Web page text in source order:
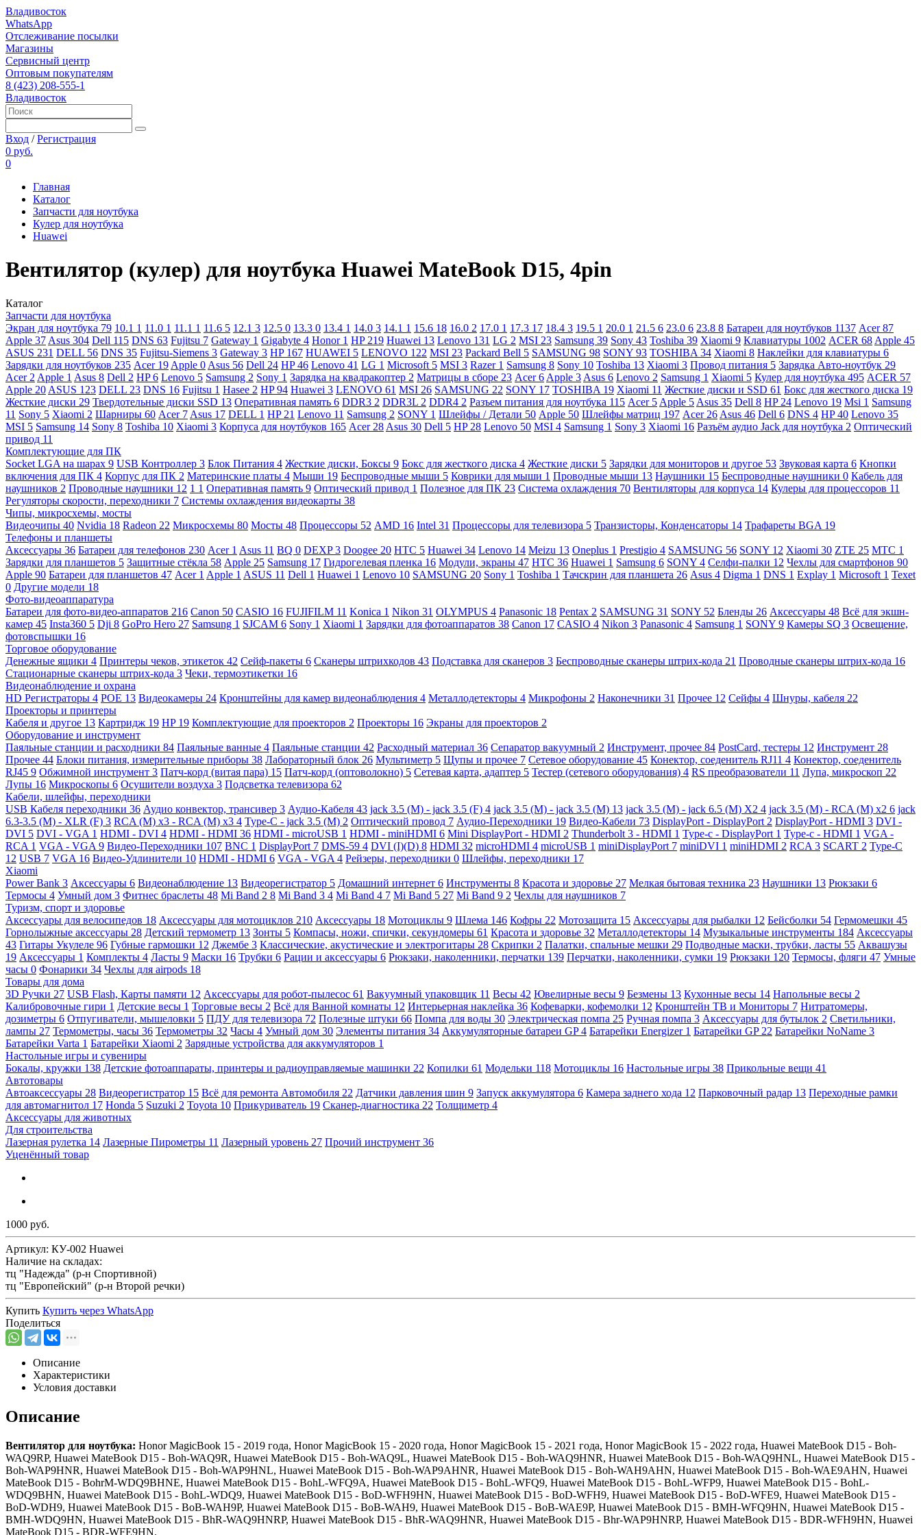
Владивосток
WhatsApp
Отслеживание посылки
Магазины
Сервисный центр
Оптовым покупателям
8 (423) 208-555-1
Владивосток
Вход /Регистрация
0 руб.
0
Главная
Каталог
Запчасти для ноутбука
Кулер для ноутбука
Huawei
Вентилятор (кулер) для ноутбука Huawei MateBook D15, 4pin
Каталог
Запчасти для ноутбука
Экран для ноутбука 79 10.1 1 11.0 1 11.1 1 11.6 5 12.1 3 12.5 0 13.3 0 13.4 1 14.0 3 14.1 1 15.6 18 16.0 2 17.0 1 17.3 17 18.4 3 19.5 1 20.0 1 21.5 6 23.0 6 23.8 8 Батареи для ноутбуков 1137 Acer87
Apple 37 Asus 304 Dell 115 DNS 63 Fujitsu 7 Gateway 1 Gigabyte 4 Honor 1 HP 219 Huawei 13 Lenovo 131 LG 2 MSI 23 Samsung 39 Sony 43 Toshiba 39 Xiaomi 9 Клавиатуры 1002 ACER 68 Apple 45
ASUS 231 DELL 56 DNS 35 Fujitsu-Siemens 3 Gateway 3 HP 167 HUAWEI 5 LENOVO 122 MSI 23 Packard Bell 5 SAMSUNG 98 SONY 93 TOSHIBA 34 Xiaomi 8 Наклейки для клавиатуры 6
Зарядки для ноутбуков 235 Acer 19 Apple 0 Asus 56 Dell 24 HP46 Lenovo 41 LG 1 Microsoft 5 MSI 3 Razer 1 Samsung 8 Sony 10 Toshiba 13 Xiaomi 3 Провод питания 5 Зарядка Авто-ноутбук 29
Acer 2 Apple 1 Asus 8 Dell 2 HP6 Lenovo 5 Samsung 2 Sony 1 Зарядка на квадракоптер 2 Матрицы в сборе 23 Acer6 Apple 3 Asus 6 Lenovo 2 Samsung 1 Xiaomi 5 Кулер для ноутбука 495 ACER 57
Apple 20 ASUS 123 DELL 23 DNS 16 Fujitsu 1 Hasee 2 HP94 Huawei 3 LENOVO 61 MSI 26 SAMSUNG 22 SONY 17 TOSHIBA 19 Xiaomi 11 Жесткие диски и SSD 61 Бокс для жесткого диска 19
Жесткие диски 29 Твердотельные диски SSD 13 Оперативная память 6 DDR3 2 DDR3L 2 DDR4 2 Разъем питания для ноутбука 115 Acer 5 Apple 5 Asus 35 Dell 8 HP 24 Lenovo 19 Msi 1 Samsung
11 Sony 5 Xiaomi 2 Шарниры 60 Acer 7 Asus 17 DELL 1 HP 21 Lenovo 11 Samsung 2 SONY 1 Шлейфы / Детали 50 Apple 50 Шлейфы матриц 197 Acer 26 Asus 46 Dell 6 DNS 4 HP40 Lenovo 35
MSI 5 Samsung 14 Sony 8 Toshiba 10 Xiaomi 3 Корпуса для ноутбуков 165 Acer 28 Asus 30 Dell 5 HP 28 Lenovo 50 MSI 4 Samsung 1 Sony 3 Xiaomi 16 Разъём аудио Jack для ноутбука 2 Оптический
привод 11
Комплектующие для ПК
Socket LGA на шарах 9 USB Контроллер 3 Блок Питания 4 Жесткие диски, Боксы 9 Бокс для жесткого диска 4 Жесткие диски 5 Зарядки для мониторов и другое 53 Звуковая карта 6 Кнопки
включения для ПК 4 Корпус для ПК 2 Материнские платы 4 Мыши 19 Беспроводные мыши 5 Коврики для мыши 1 Проводные мыши 13 Наушники 15 Беспроводные наушники 0 Кабель для
наушников 2 Проводные наушники 12 1 1 Оперативная память 9 Оптический привод 1 Полезное для ПК 23 Система охлаждения 70 Вентиляторы для корпуса 14 Кулеры для процессоров 11
Регуляторы скорости, переходники 7 Системы охлаждения видеокарты 38
Чипы, микросхемы, мосты
Видеочипы 40 Nvidia 18 Radeon 22 Микросхемы 80 Мосты 48 Процессоры 52 AMD 16 Intel 31 Процессоры для телевизора 5 Транзисторы, Конденсаторы 14 Трафареты BGA 19
Телефоны и планшеты
Аксессуары 36 Батареи для телефонов 230 Acer 1 Asus 11 BQ 0 DEXP3 Doogee 20 HTC 5 Huawei 34 Lenovo 14 Meizu 13 Oneplus 1 Prestigio 4 SAMSUNG 56 SONY 12 Xiaomi 30 ZTE 25 МТС 1
Зарядки для планшетов 5 Защитные стёкла 58 Apple 25 Samsung 17 Гидрогелевая пленка 16 Модули, экраны 47 HTC 36 Huawei 1 Samsung 6 SONY 4 Селфи-палки 12 Чехлы для смартфонов 90
Apple 90 Батареи для планшетов 47 Acer 1 Apple 1 ASUS 11 Dell 1 Huawei 1 Lenovo 10 SAMSUNG 20 Sony 1 Toshiba 1 Тачскрин для планшета 26 Asus 4 Digma 1 DNS 1 Explay 1 Microsoft 1 Texet
0 Другие модели 18
Фото-видеоаппаратура
Батареи для фото-видео-аппаратов 216 Canon 50 CASIO 16 FUJIFILM 11 Konica 1 Nikon 31 OLYMPUS 4 Panasonic 18 Pentax 2 SAMSUNG 31 SONY 52 Бленды 26 Аксессуары 48 Всё для экшн-
камер 45 Insta360 5 Dji 8 GoPro Hero 27 Samsung 1 SJCAM 6 Sony 1 Xiaomi 1 Зарядки для фотоаппаратов 38 Canon 17 CASIO 4 Nikon 3 Panasonic 4 Samsung 1 SONY 9 Камеры SQ 3 Освещение,
фотовспышки 16
Торговое оборудование
Денежные ящики 4 Принтеры чеков, этикеток 42 Сейф-пакеты 6 Сканеры штрихкодов 43 Подставка для сканеров 3 Беспроводные сканеры штрих-кода 21 Проводные сканеры штрих-кода 16
Стационарные сканеры штрих-кода 3 Чеки, термоэтикетки 16
Видеонаблюдение и охрана
HD Регистраторы 4 POE 13 Видеокамеры 24 Кронштейны для камер видеонаблюдения 4 Металлодетекторы 4 Микрофоны 2 Наконечники 31 Прочее 12 Сейфы 4 Шнуры, кабеля 22
Проекторы и принтеры
Кабеля и другое 13 Картридж 19 HP 19 Комплектующие для проекторов 2 Проекторы 16 Экраны для проекторов 2
Оборудование и инструмент
Паяльные станции и расходники 84 Паяльные ванные 4 Паяльные станции 42 Расходный материал 36 Сепаратор вакуумный 2 Инструмент, прочее 84 PostCard, тестеры 12 Инструмент 28
Прочее 44 Блоки питания, измерительные приборы 38 Лабораторный блок 26 Мультиметр 5 Щупы и прочее 7 Сетевое оборудование 45 Конектор, соеденитель RJ11 4 Конектор, соеденитель
RJ45 9 Обжимной инструмент 3 Патч-корд (витая пара) 15 Патч-корд (оптоволокно) 5 Сетевая карта, адаптер 5 Тестер (сетевого оборудования) 4 RS преобразователи 11 Лупа, микроскоп 22
Лупы 16 Микроскопы 6 Осушители воздуха 3 Подсветка телевизора 62
Кабели, шлейфы, переходники
USB Кабеля переходники 36 Аудио конвектор, трансивер 3 Аудио-Кабеля 43 jack 3.5 (M) - jack 3.5 (F) 4 jack 3.5 (M) - jack 3.5 (M) 13 jack 3.5 (M) - jack 6.5 (M) X2 4 jack 3.5 (M) - RCA (M) x2 6 jack
6.3-3.5 (M) - XLR (F) 3 RCA (M) x3 - RCA (M) x3 4 Type-C - jack 3.5 (M) 2 Оптический провод 7 Аудио-Переходники 19 Видео-Кабели 73 DisplayPort - DisplayPort 2 DisplayPort - HDMI 3 DVI -
DVI 5 DVI - VGA 1 HDMI - DVI 4 HDMI - HDMI 36 HDMI - microUSB 1 HDMI - miniHDMI 6 Mini DisplayPort - HDMI 2 Thunderbolt 3 - HDMI 1 Type-c - DisplayPort 1 Type-c - HDMI 1 VGA -
RCA 1 VGA - VGA 9 Видео-Переходники 107 BNC 1 DisplayPort 7 DMS-59 4 DVI (I)(D) 8 HDMI 32 microHDMI 4 microUSB 1 miniDisplayPort 7 miniDVI 1 miniHDMI 2 RCA 3 SCART 2 Type-C
12 USB 7 VGA 16 Видео-Удлинители 10 HDMI - HDMI 6 VGA - VGA 4 Рейзеры, переходники 0 Шлейфы, переходники 17
Xiaomi
Power Bank 3 Аксессуары 6 Видеонаблюдение 13 Видеорегистратор 5 Домашний интернет 6 Инструменты 8 Красота и здоровье 27 Мелкая бытовая техника 23 Наушники 13 Рюкзаки 6
Термосы 4 Умный дом 3 Фитнес браслеты 48 Mi Band 2 8 Mi Band 3 4 Mi Band 4 7 Mi Band 5 27 Mi Band 9 2 Чехлы для наушников 7
Туризм, спорт и здоровье
Аксессуары для велосипедов 18 Аксессуары для мотоциклов 210 Аксессуары 18 Мотоциклы 9 Шлема 146 Кофры 22 Мотозащита 15 Аксессуары для рыбалки 12 Бейсболки 54 Гермомешки 45
Горнолыжные аксессуары 28 Детский термометр 13 Зонты 5 Компасы, ножи, спички, секундомеры 61 Красота и здоровье 32 Металлодетекторы 14 Музыкальные инструменты 184 Аксессуары
43 Гитары Укулеле 96 Губные гармошки 12 Джембе 3 Классические, акустические и электрогитары 28 Скрипки 2 Палатки, спальные мешки 29 Подводные маски, трубки, ласты 55 Аквашузы
19 Аксессуары 1 Комплекты 4 Ласты 9 Маски 16 Трубки 6 Рации и аксессуары 6 Рюкзаки, наколенники, перчатки 139 Перчатки, наколенники, сумки 19 Рюкзаки 120 Термосы, фляги 47 Умные
часы 0 Фонарики 34 Чехлы для airpods 18
Товары для дома
3D Ручки 27 USB Flash, Карты памяти 12 Аксессуары для робот-пылесос 61 Вакуумный упаковщик 11 Весы 42 Ювелирные весы 9 Безмены 13 Кухонные весы 14 Напольные весы 2
Калибровочные гири 1 Детские весы 1 Торговые весы 2 Всё для Ванной комнаты 12 Интерьерная наклейка 36 Кофеварки, кофемолки 12 Кронштейн ТВ и Мониторы 7 Нитратомеры,
дозиметры 6 Отпугиватели, мышеловки 5 ПДУ для телевизора 72 Полезные штуки 66 Помпа для воды 30 Электрическая помпа 25 Ручная помпа 3 Аксессуары для бутылок 2 Светильники,
лампы 27 Термометры, часы 36 Термометры 32 Часы 4 Умный дом 30 Элементы питания 34 Аккумуляторные батареи GP4 Батарейки Energizer 1 Батарейки GP 22 Батарейки NoName 3
Батарейки Varta 1 Батарейки Xiaomi 2 Зарядные устройства для аккумуляторов 1
Настольные игры и сувениры
Бокалы, кружки 138 Детские фотоаппараты, принтеры и радиоуправляемые машинки 22 Копилки 61 Модельки 118 Мотоциклы 16 Настольные игры 38 Прикольные вещи 41
Автотовары
Автоаксессуары 28 Видеорегистратор 15 Всё для ремонта Автомобиля 22 Датчики давления шин 9 Запуск аккумулятора 6 Камера заднего хода 12 Парковочный радар 13 Переходные рамки
для автомагнитол 17 Honda 5 Suzuki 2 Toyota 10 Прикуриватель 19 Сканер-диагностика 22 Толщиметр 4
Аксессуары для животных
Для строительства
Лазерная рулетка 14 Лазерные Пирометры 11 Лазерный уровень 27 Прочий инструмент 36
Уценённый товар
1000 руб.
Артикул: КУ-002 Huawei
Наличие на складах:
тц "Надежда" (р-н Спортивной)
тц "Европейский" (р-н Второй речки)
Купить Купить через WhatsApp
Поделиться
Описание
Характеристики
Условия доставки
Описание
Вентилятор для ноутбука: Honor MagicBook 15 - 2019 года, Honor MagicBook 15 - 2020 года, Honor MagicBook 15 - 2021 года, Honor MagicBook 15 - 2022 года, Huawei MateBook D15 - Boh-
WAQ9RP, Huawei MateBook D15 - Boh-WAQ9R, Huawei MateBook D15 - Boh-WAQ9L, Huawei MateBook D15 - Boh-WAQ9HNR, Huawei MateBook D15 - Boh-WAQ9HNL, Huawei MateBook D15 -
Boh-WAP9HNR, Huawei MateBook D15 - Boh-WAP9HNL, Huawei MateBook D15 - Boh-WAP9AHNR, Huawei MateBook D15 - Boh-WAH9AHN, Huawei MateBook D15 - Boh-WAE9AHN, Huawei
MateBook D15 - BohrM-WDQ9BHNE, Huawei MateBook D15 - BohL-WFQ9A, Huawei MateBook D15 - BohL-WFQ9, Huawei MateBook D15 - BohL-WFP9, Huawei MateBook D15 - BohL-
WDQ9BHN, Huawei MateBook D15 - BohL-WDQ9, Huawei MateBook D15 - BoD-WFH9HN, Huawei MateBook D15 - BoD-WFH9, Huawei MateBook D15 - BoD-WFE9, Huawei MateBook D15 -
BoD-WDH9, Huawei MateBook D15 - BoB-WAH9P, Huawei MateBook D15 - BoB-WAH9, Huawei MateBook D15 - BoB-WAE9P, Huawei MateBook D15 - BMH-WFQ9HN, Huawei MateBook D15 -
BMH-WDQ9HN, Huawei MateBook D15 - BhR-WAQ9HNRP, Huawei MateBook D15 - BhR-WAQ9HNR, Huawei MateBook D15 - Bhr-WAP9HNRP, Huawei MateBook D15 - BDR-WFH9HN, Huawei
MateBook D15 - BDR-WFE9HN.